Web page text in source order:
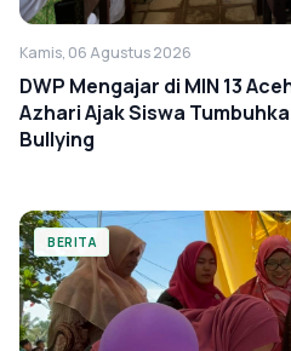
Kamis, 06 Agustus 2026
DWP Mengajar di MIN 13
Azhari Ajak Siswa
Bullying
BERITA